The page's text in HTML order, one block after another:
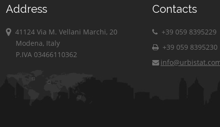
Address
41124 Via M. Vellani Marchi, 20
Modena, Italy
P.IVA 03466110362
Contacts
+39 059 8395229
+39 059 8395230